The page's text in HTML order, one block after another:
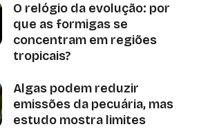
O relógio da evolução: por
que as formigas se
concentram em regiões
tropicais?
Algas podem reduzir
emissões da pecuária, mas
estudo mostra limites